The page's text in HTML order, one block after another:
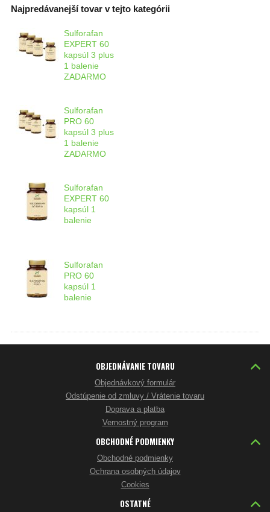
Najpredávanejší tovar v tejto kategórii
Sulforafan
EXPERT 60
kapsúl 3 plus
1 balenie
ZADARMO
Sulforafan
PRO 60
kapsúl 3 plus
1 balenie
ZADARMO
Sulforafan
EXPERT 60
kapsúl 1
balenie
Sulforafan
PRO 60
kapsúl 1
balenie
OBJEDNÁVANIE TOVARU
Objednávkový formulár
Odstúpenie od zmluvy / Vrátenie tovaru
Doprava a platba
Vernostný program
OBCHODNÉ PODMIENKY
Obchodné podmienky
Ochrana osobných údajov
Cookies
OSTATNÉ